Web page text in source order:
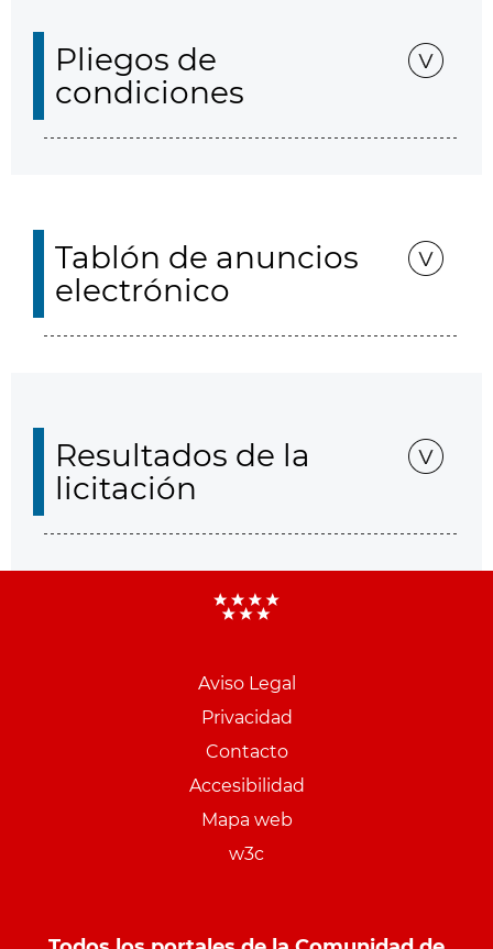
Pliegos de
condiciones
Tablón de anuncios
electrónico
Resultados de la
licitación
Aviso Legal
Privacidad
Contacto
Accesibilidad
Mapa web
w3c